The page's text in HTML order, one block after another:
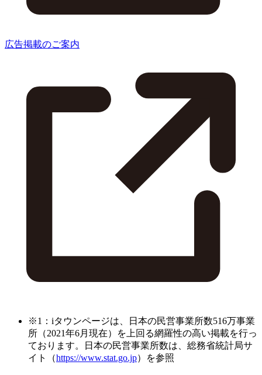
広告掲載のご案内
※1：iタウンページは、日本の民営事業所数516万事業
所（2021年6月現在）を上回る網羅性の高い掲載を行っ
ております。日本の民営事業所数は、総務省統計局サ
イト（https://www.stat.go.jp）を参照